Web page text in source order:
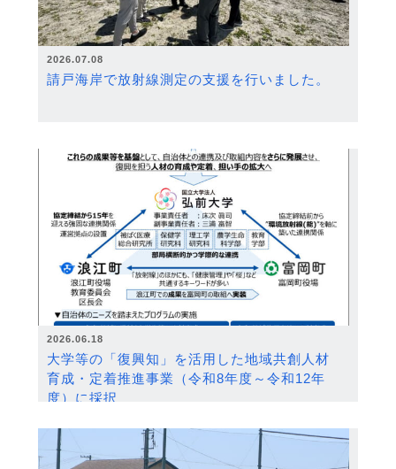
2026.07.08
請戸海岸で放射線測定の支援を行いました。
2026.06.18
大学等の「復興知」を活用した地域共創人材
育成・定着推進事業（令和8年度～令和12年
度）に採択